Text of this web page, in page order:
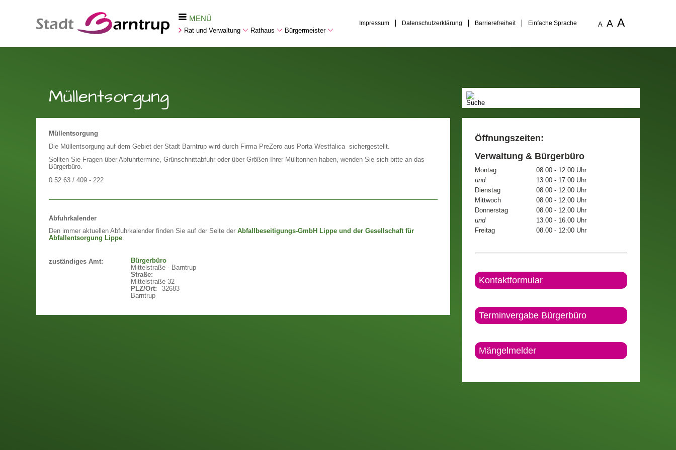
MENÜ
Rat und Verwaltung Rathaus Bürgermeister
Impressum Datenschutzerklärung Barrierefreiheit Einfache Sprache A A A
Müllentsorgung
Müllentsorgung
Die Müllentsorgung auf dem Gebiet der Stadt Barntrup wird durch Firma PreZero aus Porta Westfalica sichergestellt.
Sollten Sie Fragen über Abfuhrtermine, Grünschnittabfuhr oder über Größen Ihrer Mülltonnen haben, wenden Sie sich bitte an das
Bürgerbüro.
0 52 63 / 409 - 222
Abfuhrkalender
Den immer aktuellen Abfuhrkalender finden Sie auf der Seite der Abfallbeseitigungs-GmbH Lippe und der Gesellschaft für
Abfallentsorgung Lippe.
zuständiges Amt:
Bürgerbüro
Mittelstraße - Barntrup
Straße:
Mittelstraße 32
PLZ/Ort:
32683
Barntrup
Öffnungszeiten:
Verwaltung & Bürgerbüro
Montag
08.00 - 12.00 Uhr
und
13.00 - 17.00 Uhr
Dienstag
08.00 - 12.00 Uhr
Mittwoch
08.00 - 12.00 Uhr
Donnerstag
08.00 - 12.00 Uhr
und
13.00 - 16.00 Uhr
Freitag
08.00 - 12:00 Uhr
Kontaktformular
Terminvergabe Bürgerbüro
Mängelmelder